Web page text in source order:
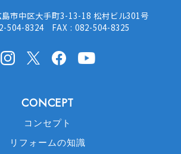
市中区大手町3-13-18 松村ビル301号
504-8324 FAX : 082-504-8325
InstagramX(Twitter)facebook
CONCEPT
コンセプト
リフォームの知識